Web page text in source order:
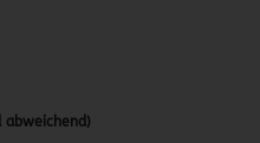
abweichend)